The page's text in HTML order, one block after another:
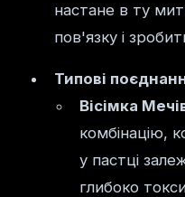
настане в ту
пов'язку і
Типові
Вісімка
комбінацію,
у пастці
глибоко